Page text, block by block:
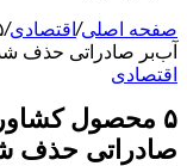
صفحه اصلی/اقتصادی/
آب‌بر صادراتی حذف
اقتصادی
۵ محصول
صادراتی حذف